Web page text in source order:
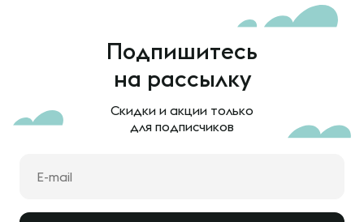
Подпишитесь
на рассылку
Скидки и акции только
для подписчиков